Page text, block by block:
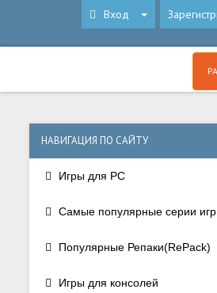
Вход
НАВИГАЦИЯ ПО САЙТУ
Игры для PC
Самые популярные серии игр
Популярные Репаки(RePack)
Игры для консолей